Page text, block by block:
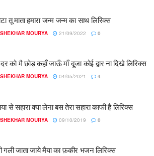
तू माता हमारा जन्म जन्म का साथ लिरिक्स
SHEKHAR MOURYA 21/09/2022 0
को मै छोड़ कहाँ जाऊँ माँ दूजा कोई द्वार ना दिखे लिरिक्स
SHEKHAR MOURYA 04/05/2021 4
से सहारा क्या लेना बस तेरा सहारा काफी है लिरिक्स
SHEKHAR MOURYA 09/10/2019 0
गली जाता जाये मैया का फ़कीर भजन लिरिक्स